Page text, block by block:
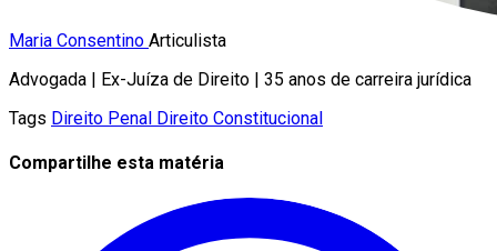
Maria Consentino Articulista
Advogada | Ex-Juíza de Direito | 35 anos de carreira jurídica
Tags Direito Penal Direito Constitucional
Compartilhe esta matéria